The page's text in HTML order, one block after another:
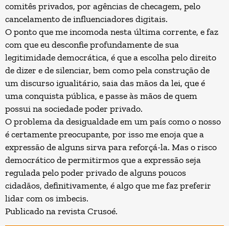
comitês privados, por agências de checagem, pelo
cancelamento de influenciadores digitais.
O ponto que me incomoda nesta última corrente, e faz
com que eu desconfie profundamente de sua
legitimidade democrática, é que a escolha pelo direito
de dizer e de silenciar, bem como pela construção de
um discurso igualitário, saia das mãos da lei, que é
uma conquista pública, e passe às mãos de quem
possui na sociedade poder privado.
O problema da desigualdade em um país como o nosso
é certamente preocupante, por isso me enoja que a
expressão de alguns sirva para reforçá-la. Mas o risco
democrático de permitirmos que a expressão seja
regulada pelo poder privado de alguns poucos
cidadãos, definitivamente, é algo que me faz preferir
lidar com os imbecis.
Publicado na revistaCrusoé.